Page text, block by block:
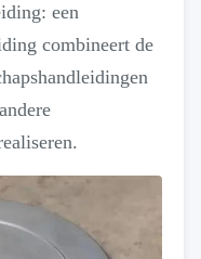
een
combineert de